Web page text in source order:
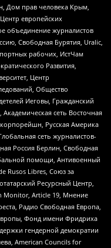
Дом прав человека Крым,
европейских
объединение журналистов
Свободная Бурятия, Uralic,
рабочих, ИстЧам
Развития,
Центр
Общество
Иеговы, Гражданский
сеть Восточная
Русская Америка
сеть журналистов-
Россия Берлин, Свободная
помощи, Антивоенный
Rusos Libres, Союз за
Ресурсный Центр,
Monitor, Article 19, Мнение
Радио Свободная Европа,
Фонд имени Фридриха
гендерной демократии
American Councils for